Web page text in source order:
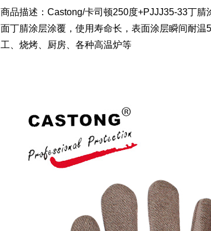
商品描述：Castong/卡司顿250度+PJJJ35-33丁
面丁腈涂层涂覆，使用寿命长，表面涂层瞬间耐
工、烧烤、厨房、各种高温炉等